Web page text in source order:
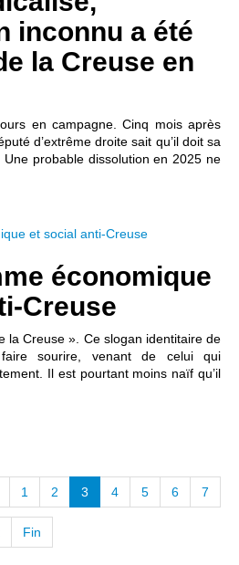
inconnu a été
la Creuse en
en campagne. Cinq mois après
d’extrême droite sait qu’il doit sa
probable dissolution en 2025 ne
économique
Creuse
la Creuse ». Ce slogan identitaire de
sourire, venant de celui qui
Il est pourtant moins naïf qu’il
1 2 3 4 5 6 7
Fin